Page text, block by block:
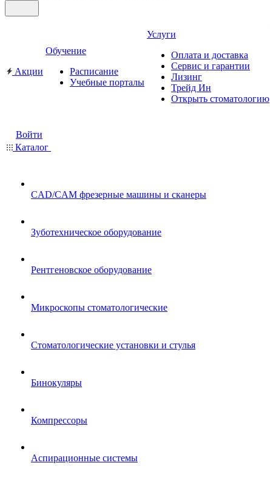
Акции
Обучение
Расписание
Учебные порталы
Услуги
Оплата и доставка
Сервис и гарантии
Лизинг
Трейд Ин
Открыть стоматологию
Войти
Каталог
CAD/CAM фрезерные машины и сканеры
Зуботехническое оборудование
Рентгеновское оборудование
Микроскопы стоматологические
Стоматологические установки и стулья
Бинокуляры
Компрессоры
Аспирационные системы